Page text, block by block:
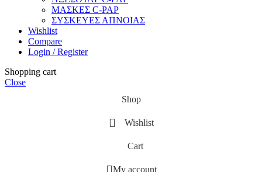
ΜΑΣΚΕΣ C-PAP
ΣΥΣΚΕΥΕΣ ΑΠΝΟΙΑΣ
Wishlist
Compare
Login / Register
Shopping cart
Close
Shop
Wishlist
Cart
My account